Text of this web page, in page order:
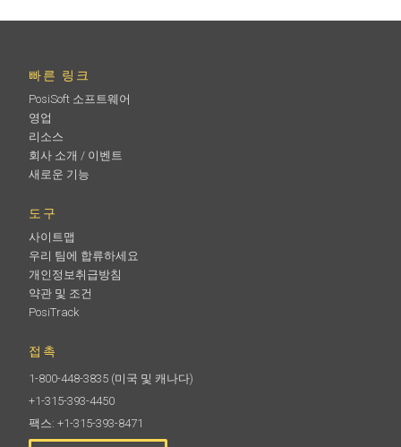
빠른 링크
PosiSoft 소프트웨어
영업
리소스
회사 소개 / 이벤트
새로운 기능
도구
사이트맵
우리 팀에 합류하세요
개인정보취급방침
약관 및 조건
PosiTrack
접촉
1-800-448-3835 (미국 및 캐나다)
+1-315-393-4450
팩스: +1-315-393-8471